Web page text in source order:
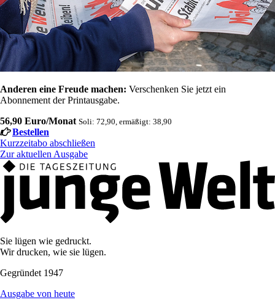
Anderen eine Freude machen: Verschenken Sie jetzt ein
Abonnement der Printausgabe.
56,90 Euro/Monat Soli: 72,90, ermäßigt: 38,90
Bestellen
Kurzzeitabo abschließen
Zur aktuellen Ausgabe
Sie lügen wie gedruckt.
Wir drucken, wie sie lügen.
Gegründet 1947
Ausgabe von heute